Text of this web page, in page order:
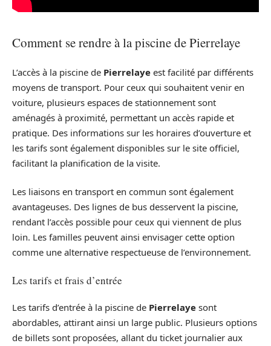
Comment se rendre à la piscine de Pierrelaye
L’accès à la piscine de Pierrelaye est facilité par différents
moyens de transport. Pour ceux qui souhaitent venir en
voiture, plusieurs espaces de stationnement sont
aménagés à proximité, permettant un accès rapide et
pratique. Des informations sur les horaires d’ouverture et
les tarifs sont également disponibles sur le site officiel,
facilitant la planification de la visite.
Les liaisons en transport en commun sont également
avantageuses. Des lignes de bus desservent la piscine,
rendant l’accès possible pour ceux qui viennent de plus
loin. Les familles peuvent ainsi envisager cette option
comme une alternative respectueuse de l’environnement.
Les tarifs et frais d’entrée
Les tarifs d’entrée à la piscine de Pierrelaye sont
abordables, attirant ainsi un large public. Plusieurs options
de billets sont proposées, allant du ticket journalier aux